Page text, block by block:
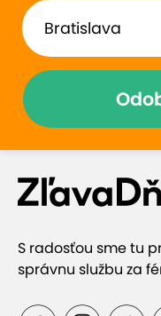
S radosťou sme tu
správnu službu za